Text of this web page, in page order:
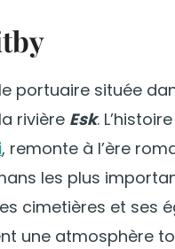
portuaire située
rivière Esk.
, remonte à l’ère
les plus
cimetières et ses
une atmosphère